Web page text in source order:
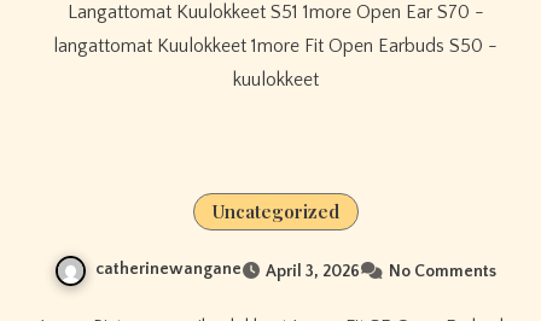
Langattomat Kuulokkeet S51 1more Open Ear S70 -
langattomat Kuulokkeet 1more Fit Open Earbuds S50 -
kuulokkeet
Uncategorized
catherinewangane April 3, 2026 No Comments